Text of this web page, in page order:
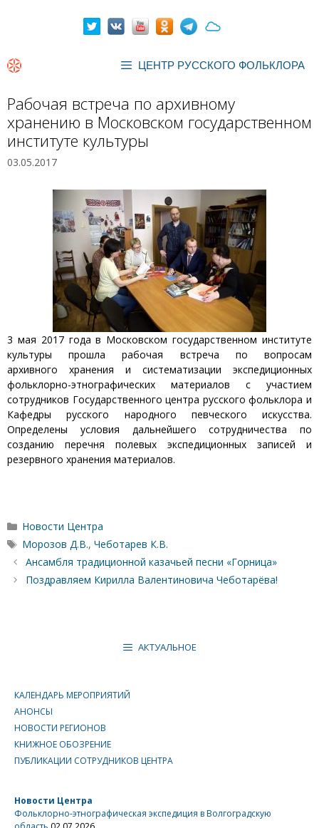
ЦЕНТР РУССКОГО ФОЛЬКЛОРА
Рабочая встреча по архивному
хранению в Московском государственном
институте культуры
03.05.2017
3 мая 2017 года в Московском государственном институте
культуры прошла рабочая встреча по вопросам
архивного хранения и систематизации экспедиционных
фольклорно-этнографических материалов с участием
сотрудников Государственного центра русского фольклора и
Кафедры русского народного певческого искусства.
Определены условия дальнейшего сотрудничества по
созданию перечня полевых экспедиционных записей и
резервного хранения материалов.
Рубрики
Новости Центра
Метки
Морозов Д.В.,Чеботарев К.В.
Ансамбля традиционной казачьей песни «Горница»
Поздравляем Кирилла Валентиновича Чеботарёва!
АКТУАЛЬНОЕ
КАЛЕНДАРЬ МЕРОПРИЯТИЙ
АНОНСЫ
НОВОСТИ РЕГИОНОВ
КНИЖНОЕ ОБОЗРЕНИЕ
ПУБЛИКАЦИИ СОТРУДНИКОВ ЦЕНТРА
Новости Центра
Фольклорно-этнографическая экспедиция в Волгоградскую